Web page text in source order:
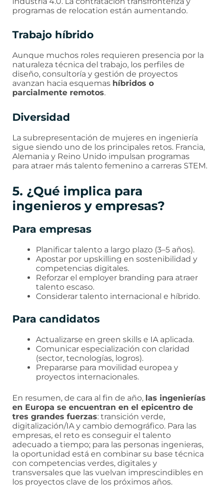
programas de relocation están aumentando.
Trabajo híbrido
Aunque muchos roles requieren presencia por la
naturaleza técnica del trabajo, los perfiles de
diseño, consultoría y gestión de proyectos
avanzan hacia esquemas híbridos o
parcialmente remotos.
Diversidad
La subrepresentación de mujeres en ingeniería
sigue siendo uno de los principales retos. Francia,
Alemania y Reino Unido impulsan programas
para atraer más talento femenino a carreras STEM.
5. ¿Qué implica para
ingenieros y empresas?
Para empresas
Planificar talento a largo plazo (3–5 años).
Apostar por upskilling en sostenibilidad y
competencias digitales.
Reforzar el employer branding para atraer
talento escaso.
Considerar talento internacional e híbrido.
Para candidatos
Actualizarse en green skills e IA aplicada.
Comunicar especialización con claridad
(sector, tecnologías, logros).
Prepararse para movilidad europea y
proyectos internacionales.
En resumen, de cara al fin de año, las ingenierías
en Europa se encuentran en el epicentro de
tres grandes fuerzas: transición verde,
digitalización/IA y cambio demográfico. Para las
empresas, el reto es conseguir el talento
adecuado a tiempo; para las personas ingenieras,
la oportunidad está en combinar su base técnica
con competencias verdes, digitales y
transversales que las vuelvan imprescindibles en
los proyectos clave de los próximos años.